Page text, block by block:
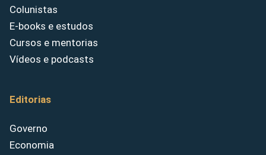
Colunistas
E-books e estudos
Cursos e mentorias
Vídeos e podcasts
Editorias
Governo
Economia